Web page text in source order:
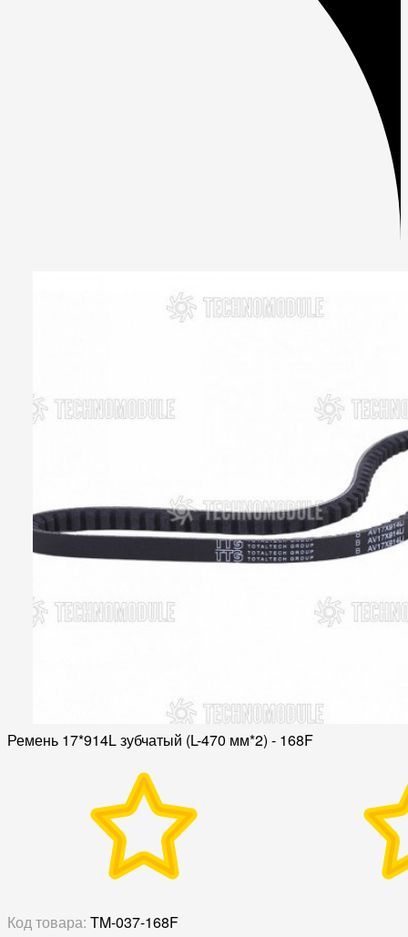
Ремень 17*914L зубчатый (L-470 мм*2) - 168F
Код товара: TM-037-168F